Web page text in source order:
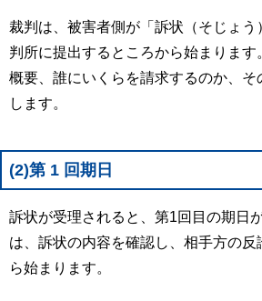
裁判は、被害者側が「訴状（そじょう
判所に提出するところから始まりま
概要、誰にいくらを請求するのか、そ
します。
(2)第 1 回期日
訴状が受理されると、第1回目の期日
は、訴状の内容を確認し、相手方の
ら始まります。